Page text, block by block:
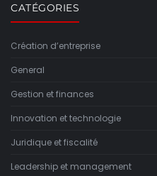
CATÉGORIES
Création d’entreprise
General
Gestion et finances
Innovation et technologie
Juridique et fiscalité
Leadership et management